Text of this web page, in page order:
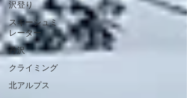
沢登り
スキーシュミ
レーター
丹沢
クライミング
北アルプス